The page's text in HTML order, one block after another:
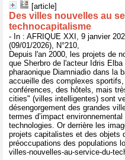
[article]
Des villes nouvelles au
technocapitalisme
- In : AFRIQUE XXI, 9 janvier
(09/01/2026), N°210,
Depuis l'an 2000, les projets de
que Sherbro de l'acteur Idris
pharaonique Diamniadio dans la
accueille des complexes
conférences, des hôtels, mais
cities" (villes intelligentes) sont
désengorgement des grandes
termes d’impact
technologies. Or derrière les
projets capitalistes et des objets
préoccupations des populations
villes-nouvelles-au-service-du-